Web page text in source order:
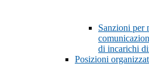
Sanzioni per
di incarichi
Posizioni